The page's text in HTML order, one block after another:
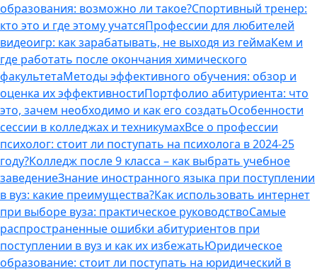
образования: возможно ли такое?Спортивный тренер:
кто это и где этому учатсяПрофессии для любителей
видеоигр: как зарабатывать, не выходя из геймаКем и
где работать после окончания химического
факультетаМетоды эффективного обучения: обзор и
оценка их эффективностиПортфолио абитуриента: что
это, зачем необходимо и как его создатьОсобенности
сессии в колледжах и техникумахВсе о профессии
психолог: стоит ли поступать на психолога в 2024-25
году?Колледж после 9 класса – как выбрать учебное
заведениеЗнание иностранного языка при поступлении
в вуз: какие преимущества?Как использовать интернет
при выборе вуза: практическое руководствоСамые
распространенные ошибки абитуриентов при
поступлении в вуз и как их избежатьЮридическое
образование: стоит ли поступать на юридический в